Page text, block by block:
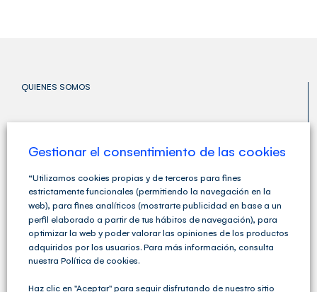
QUIENES SOMOS
Gestionar el consentimiento de las cookies
“Utilizamos cookies propias y de terceros para fines
estrictamente funcionales (permitiendo la navegación en la
web), para fines analíticos (mostrarte publicidad en base a un
perfil elaborado a partir de tus hábitos de navegación), para
optimizar la web y poder valorar las opiniones de los productos
adquiridos por los usuarios. Para más información, consulta
nuestra Política de cookies.
Haz clic en "Aceptar" para seguir disfrutando de nuestro sitio